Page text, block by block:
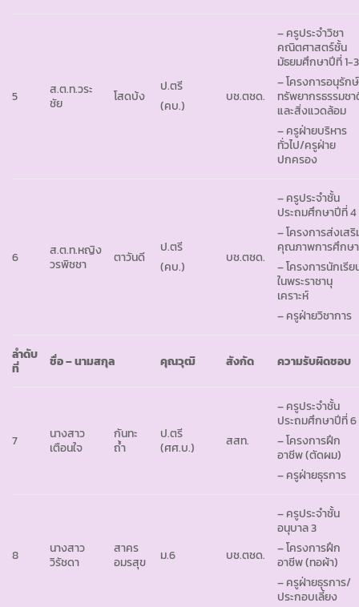
5
ส.ต.ท.วระ
ชัย
โสดบ้ง
ป.ตรี
(คบ.)
บช.ตชด.
– ครูประจำวิชา
คณิตศาสตร์ชั้น
มัธยมศึกษาปีที่ 1-3
– โครงการอนุรักษ์
ทรัพยากรธรรมช
และสิ่งแวดล้อม
– ครูฝ่ายบริหาร
ทั่วไป/ครูฝ่าย
ปกครอง
6
ส.ต.ท.หญิง
วรพิชชา
ตาวันดี
ป.ตรี
(คบ.)
บช.ตชด.
– ครูประจำชั้น
ประถมศึกษาปีที่ 4
– โครงการส่งเส
คุณภาพการศึกษา
– โครงการนักเรีย
ในพระราชานุ
เคราะห์
– ครูฝ่ายวิชาการ
ลำดับ
ที่
ชื่อ – นามสกุล คุณวุฒิ สังกัด ความรับผิดชอบ
7
นางสาว
เตือนใจ
กันทะ
ถ้ำ
ป.ตรี
(ศศ.บ.)
สสท.
– ครูประจำชั้น
ประถมศึกษาปีที่ 6
– โครงการฝึก
อาชีพ (ตัดผม)
– ครูฝ่ายธุรการ
8
นางสาว
วิรัชดา
สาคร
อมรสุข
ม.6 บช.ตชด.
– ครูประจำชั้น
อนุบาล 3
– โครงการฝึก
อาชีพ (ทอผ้า)
– ครูฝ่ายธุรการ/
ประกอบเลี้ยง